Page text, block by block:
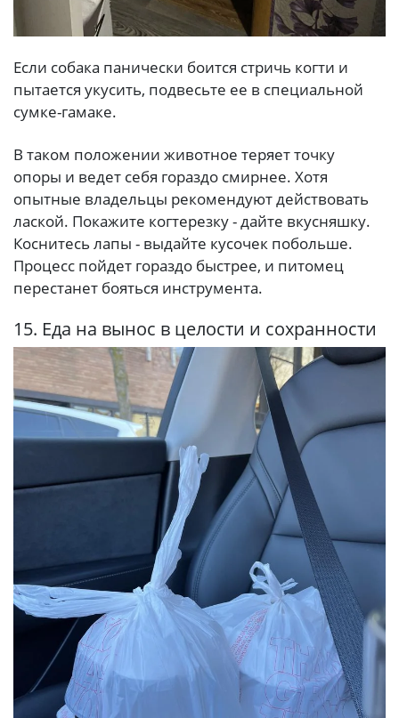
Если собака панически боится стричь когти и
пытается укусить, подвесьте ее в специальной
сумке-гамаке.
В таком положении животное теряет точку
опоры и ведет себя гораздо смирнее. Хотя
опытные владельцы рекомендуют действовать
лаской. Покажите когтерезку - дайте вкусняшку.
Коснитесь лапы - выдайте кусочек побольше.
Процесс пойдет гораздо быстрее, и питомец
перестанет бояться инструмента.
15. Еда на вынос в целости и сохранности